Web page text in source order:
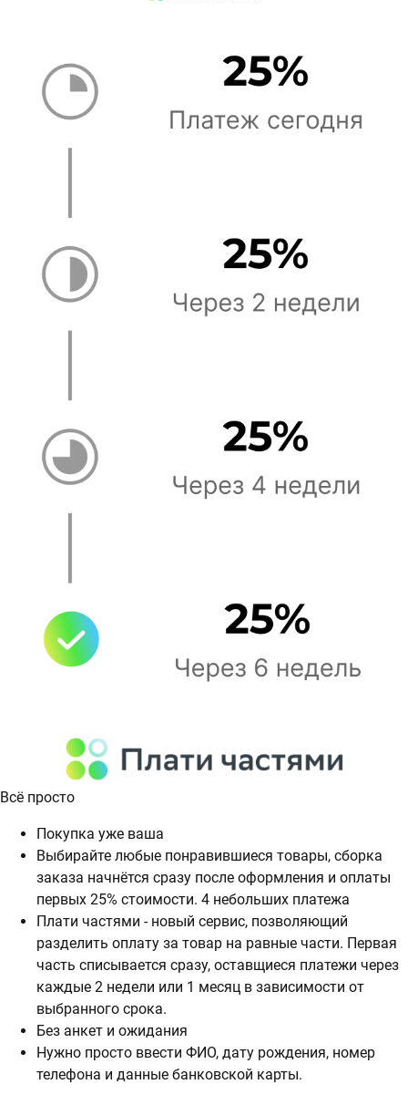
Всё просто
Покупка уже ваша
Выбирайте любые понравившиеся товары, сборка
заказа начнётся сразу после оформления и оплаты
первых 25% стоимости. 4 небольших платежа
Плати частями - новый сервис, позволяющий
разделить оплату за товар на равные части. Первая
часть списывается сразу, оставщиеся платежи через
каждые 2 недели или 1 месяц в зависимости от
выбранного срока.
Без анкет и ожидания
Нужно просто ввести ФИО, дату рождения, номер
телефона и данные банковской карты.